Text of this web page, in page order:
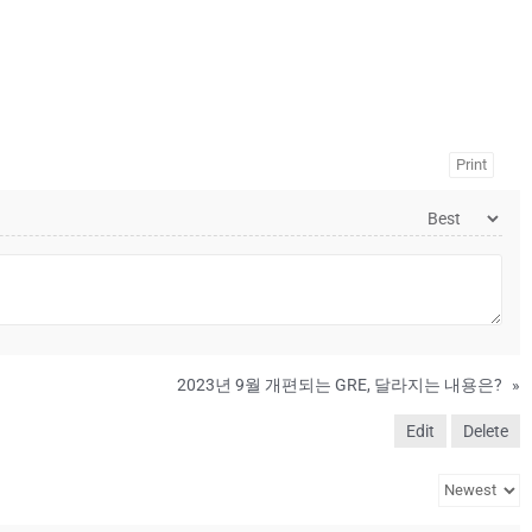
Print
2023년 9월 개편되는 GRE, 달라지는 내용은? »
Edit Delete